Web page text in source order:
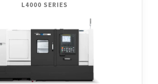
L4000 SERIES